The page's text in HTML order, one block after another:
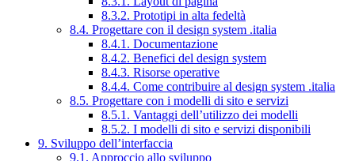
8.3.2. Prototipi in alta fedeltà
8.4. Progettare con il design system .italia
8.4.1. Documentazione
8.4.2. Benefici del design system
8.4.3. Risorse operative
8.4.4. Come contribuire al design system .italia
8.5. Progettare con i modelli di sito e servizi
8.5.1. Vantaggi dell’utilizzo dei modelli
8.5.2. I modelli di sito e servizi disponibili
9. Sviluppo dell’interfaccia
9.1. Approccio allo sviluppo